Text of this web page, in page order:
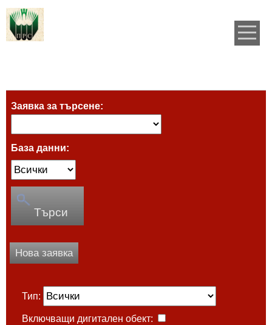
Заявка за търсене:
База данни:
Търси
Нова заявка
Тип:
Включващи дигитален обект: